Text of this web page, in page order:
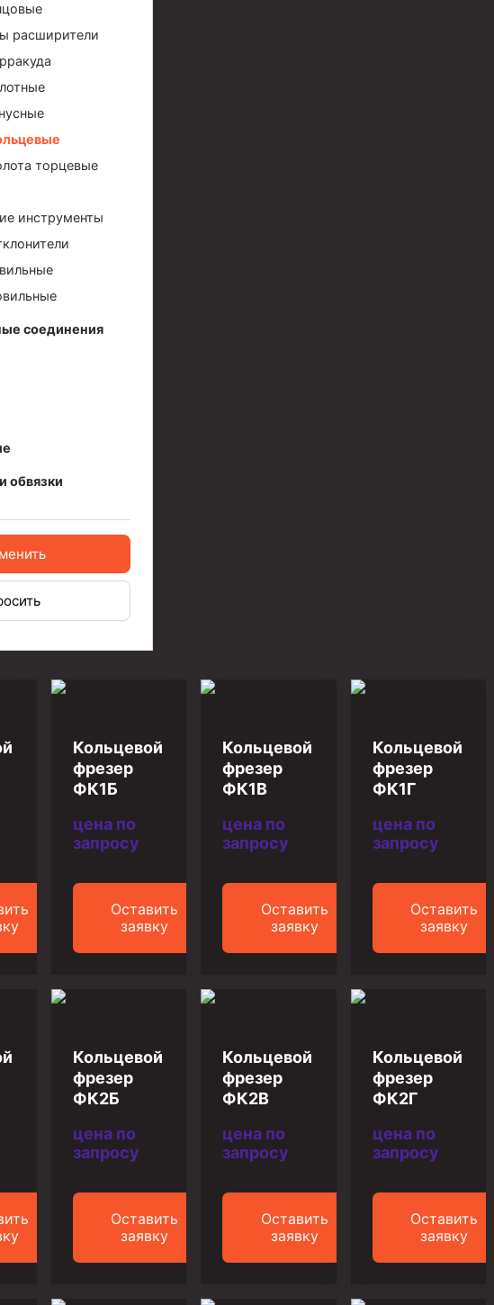
высокого давления
и очистки бурового раствора
расширители
торцевые
инструменты
соединения
обвязки
Кольцевой
фрезер
ФК1Б
цена по
запросу
Оставить
заявку
Кольцевой
фрезер
ФК1В
цена по
запросу
Оставить
заявку
Кольцевой
фрезер
ФК1Г
цена по
запросу
Оставить
заявку
Кольцевой
фрезер
ФК2Б
цена по
запросу
Оставить
заявку
Кольцевой
фрезер
ФК2В
цена по
запросу
Оставить
заявку
Кольцевой
фрезер
ФК2Г
цена по
запросу
Оставить
заявку